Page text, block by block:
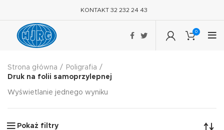
KONTAKT 32 232 24 43
0
Strona główna
Poligrafia
Druk na folii samoprzylepnej
Wyświetlanie jednego wyniku
Pokaż filtry